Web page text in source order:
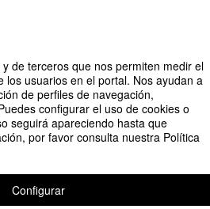
de terceros que nos permiten medir el
los usuarios en el portal. Nos ayudan a
de perfiles de navegación,
configurar el uso de cookies o
seguirá apareciendo hasta que
por favor consulta nuestra Política
Configurar
NAVANTIA